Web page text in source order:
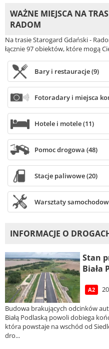
WAŻNE MIEJSCA NA
RADOM
Na trasie Starogard Gdański -
łącznie 97 obiektów, które mogą
Bary i restauracje (9)
Fotoradary i miejsca
Hotele i motele (11)
Pomoc drogowa (48)
Stacje paliwowe (20)
Warsztaty
INFORMACJE O
Stan
Biała
A2
Budowa brakujących odcinków
Białą Podlaską powoli dobiega
która powstaje na wschód od
dro...